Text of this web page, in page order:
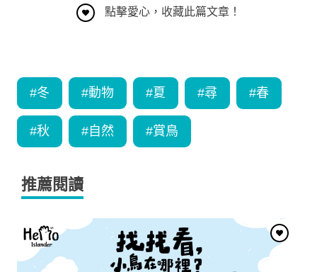
點擊愛心，收藏此篇文章！
#冬 #動物 #夏 #尋 #春
#秋 # 自然 #賞鳥
推薦閱讀